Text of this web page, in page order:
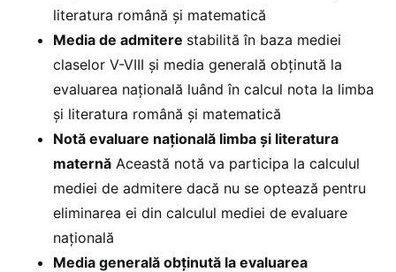
literatura română şi matematică
Media de admitere stabilită în baza mediei
claselor V-VIII şi media generală obţinută la
evaluarea naţională luând în calcul nota la limba
şi literatura română şi matematică
Notă evaluare naţională limba şi literatura
maternă Această notă va participa la calculul
mediei de admitere dacă nu se optează pentru
eliminarea ei din calculul mediei de evaluare
naţională
Media generală obţinută la evaluarea